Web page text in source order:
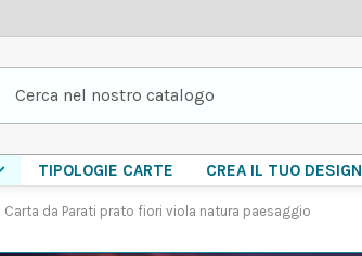
TIPOLOGIE CARTE CREA IL TUO DESIGN
Carta da Parati prato fiori viola natura paesaggio